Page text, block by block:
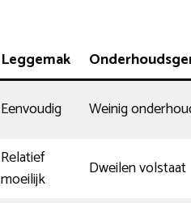
Leggemak
Eenvoudig Weinig
Relatief
moeilijk
Dweilen volstaat